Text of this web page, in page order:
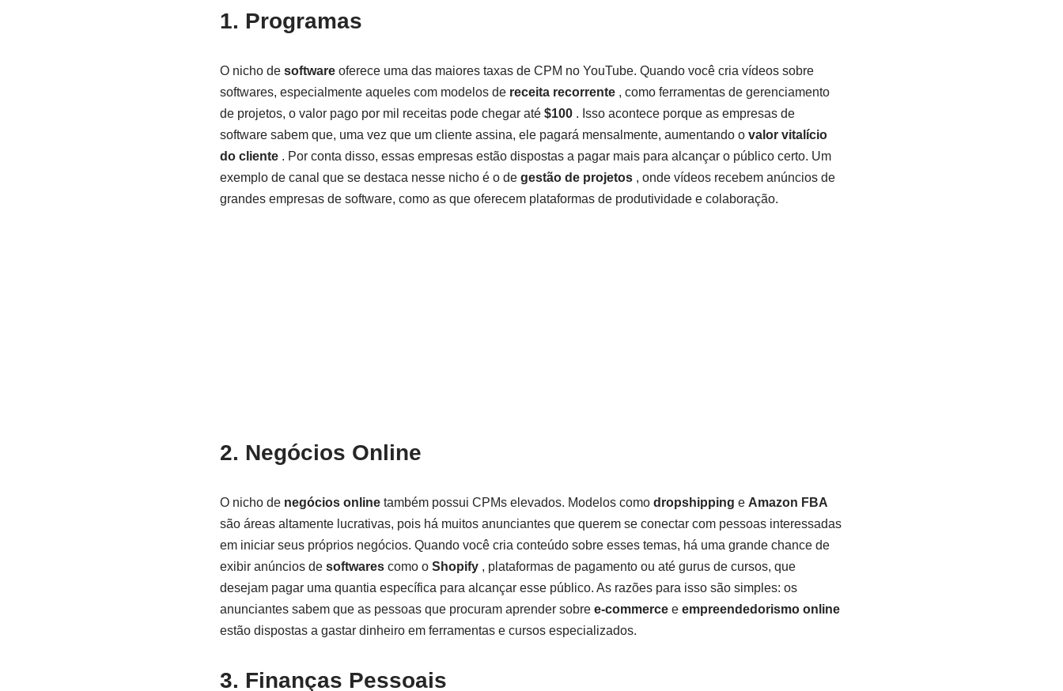
1. Programas
O nicho de softwareoferece uma das maiores taxas de CPM no YouTube. Quando você cria vídeos sobre
softwares, especialmente aqueles com modelos de receita recorrente, como ferramentas de gerenciamento
de projetos, o valor pago por mil receitas pode chegar até $100. Isso acontece porque as empresas de
software sabem que, uma vez que um cliente assina, ele pagará mensalmente, aumentando o valor vitalício
do cliente. Por conta disso, essas empresas estão dispostas a pagar mais para alcançar o público certo. Um
exemplo de canal que se destaca nesse nicho é o de gestão de projetos, onde vídeos recebem anúncios de
grandes empresas de software, como as que oferecem plataformas de produtividade e colaboração.
2. Negócios Online
O nicho de negócios onlinetambém possui CPMs elevados. Modelos como dropshipping e Amazon FBA
são áreas altamente lucrativas, pois há muitos anunciantes que querem se conectar com pessoas interessadas
em iniciar seus próprios negócios. Quando você cria conteúdo sobre esses temas, há uma grande chance de
exibir anúncios de softwarescomo o Shopify, plataformas de pagamento ou até gurus de cursos, que
desejam pagar uma quantia específica para alcançar esse público. As razões para isso são simples: os
anunciantes sabem que as pessoas que procuram aprender sobre e-commercee empreendedorismo online
estão dispostas a gastar dinheiro em ferramentas e cursos especializados.
3. Finanças Pessoais